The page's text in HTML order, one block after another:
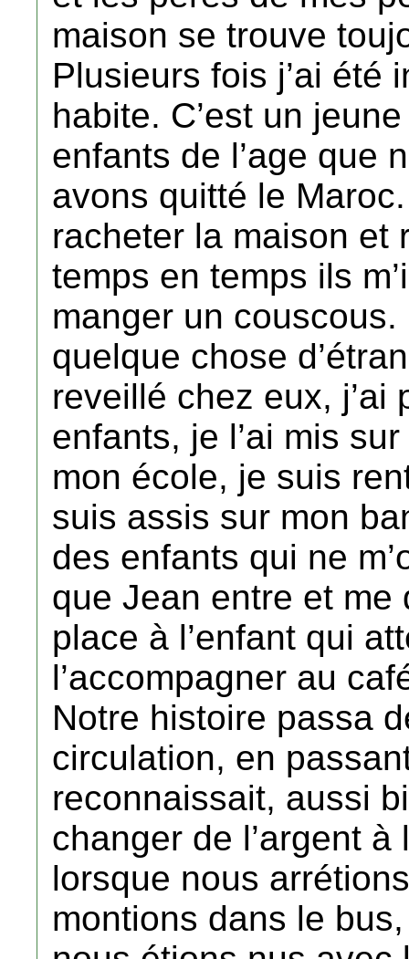
maison se trouve
Plusieurs fois j’ai été
habite. C’est un
enfants de l’age que
avons quitté le
racheter la maison et
temps en temps ils
manger un couscous.
quelque chose
reveillé chez eux, j’ai
enfants, je l’ai mis
mon école, je suis
suis assis sur mon
des enfants qui ne
que Jean entre et me
place à l’enfant qui
l’accompagner au
Notre histoire passa
circulation, en
reconnaissait, aussi
changer de l’argent
lorsque nous
montions dans le